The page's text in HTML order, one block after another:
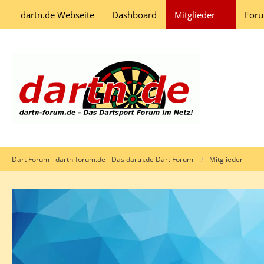
dartn.de Webseite Dashboard Mitglieder
Dart Forum - dartn-forum.de - Das dartn.de Dart Forum Mitglieder